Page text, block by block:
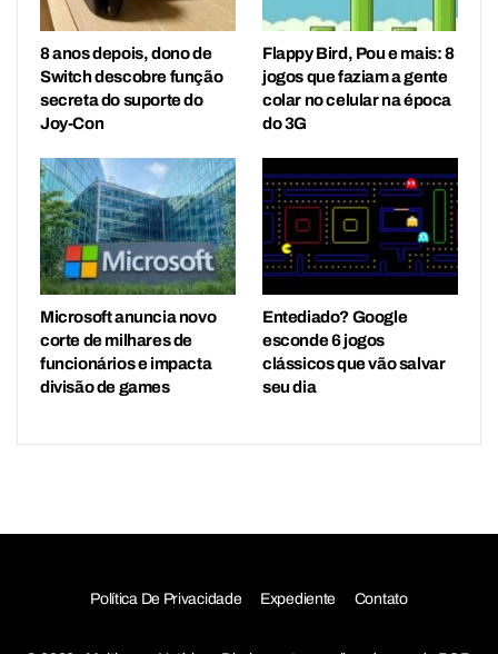
8 anos depois, dono de
Switch descobre função
secreta do suporte do
Joy-Con
Flappy Bird, Pou e mais: 8
jogos que faziam a gente
colar no celular na época
do 3G
Microsoft anuncia novo
corte de milhares de
funcionários e impacta
divisão de games
Entediado? Google
esconde 6 jogos
clássicos que vão salvar
seu dia
Política De Privacidade Expediente Contato